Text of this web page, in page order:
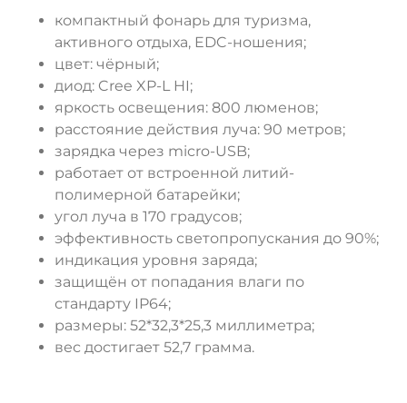
компактный фонарь для туризма,
активного отдыха, EDC-ношения;
цвет: чёрный;
диод: Cree XP-L HI;
яркость освещения: 800 люменов;
расстояние действия луча: 90 метров;
зарядка через micro-USB;
работает от встроенной литий-
полимерной батарейки;
угол луча в 170 градусов;
эффективность светопропускания до 90%;
индикация уровня заряда;
защищён от попадания влаги по
стандарту IP64;
размеры: 52*32,3*25,3 миллиметра;
вес достигает 52,7 грамма.